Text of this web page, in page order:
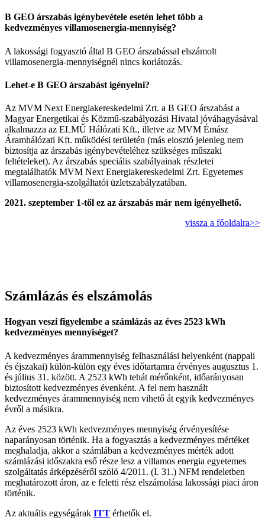
B GEO árszabás igénybevétele esetén lehet több a
kedvezményes villamosenergia-mennyiség?
A lakossági fogyasztó által B GEO árszabással elszámolt
villamosenergia-mennyiségnél nincs korlátozás.
Lehet-e B GEO árszabást igényelni?
Az MVM Next Energiakereskedelmi Zrt. a B GEO árszabást a
Magyar Energetikai és Közmű-szabályozási Hivatal jóváhagyásával
alkalmazza az ELMŰ Hálózati Kft., illetve az MVM Émász
Áramhálózati Kft. működési területén (más elosztó jelenleg nem
biztosítja az árszabás igénybevételéhez szükséges műszaki
feltételeket). Az árszabás speciális szabályainak részletei
megtalálhatók MVM Next Energiakereskedelmi Zrt. Egyetemes
villamosenergia-szolgáltatói üzletszabályzatában.
2021. szeptember 1-től ez az árszabás már nem igényelhető.
vissza a főoldalra>>
Számlázás és elszámolás
Hogyan veszi figyelembe a számlázás az éves 2523 kWh
kedvezményes mennyiséget?
A kedvezményes árammennyiség felhasználási helyenként (nappali
és éjszakai) külön-külön egy éves időtartamra érvényes augusztus 1.
és július 31. között. A 2523 kWh tehát mérőnként, időarányosan
biztosított kedvezményes évenként. A fel nem használt
kedvezményes árammennyiség nem vihető át egyik kedvezményes
évről a másikra.
Az éves 2523 kWh kedvezményes mennyiség érvényesítése
naparányosan történik. Ha a fogyasztás a kedvezményes mértéket
meghaladja, akkor a számlában a kedvezményes mérték adott
számlázási időszakra eső része lesz a villamos energia egyetemes
szolgáltatás árképzéséről szóló 4/2011. (I. 31.) NFM rendeletben
meghatározott áron, az e feletti rész elszámolása lakossági piaci áron
történik.
Az aktuális egységárak ITT érhetők el.